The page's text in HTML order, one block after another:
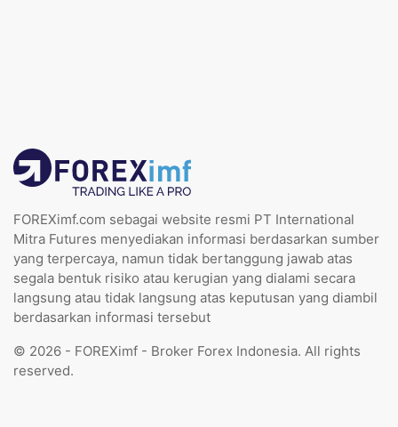
FOREXimf.com sebagai website resmi PT International
Mitra Futures menyediakan informasi berdasarkan sumber
yang terpercaya, namun tidak bertanggung jawab atas
segala bentuk risiko atau kerugian yang dialami secara
langsung atau tidak langsung atas keputusan yang diambil
berdasarkan informasi tersebut
© 2026 - FOREXimf - Broker Forex Indonesia. All rights
reserved.